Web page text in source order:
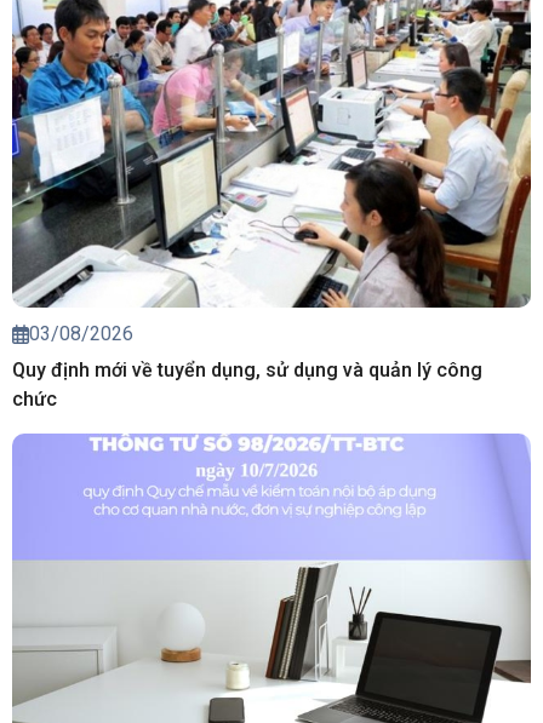
03/08/2026
Quy định mới về tuyển dụng, sử dụng và quản lý công
chức